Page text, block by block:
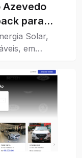
Azevedo
para
Solar,
em